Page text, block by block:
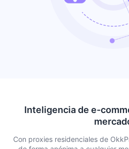
Inteligencia de e-
Con proxies residenciales de